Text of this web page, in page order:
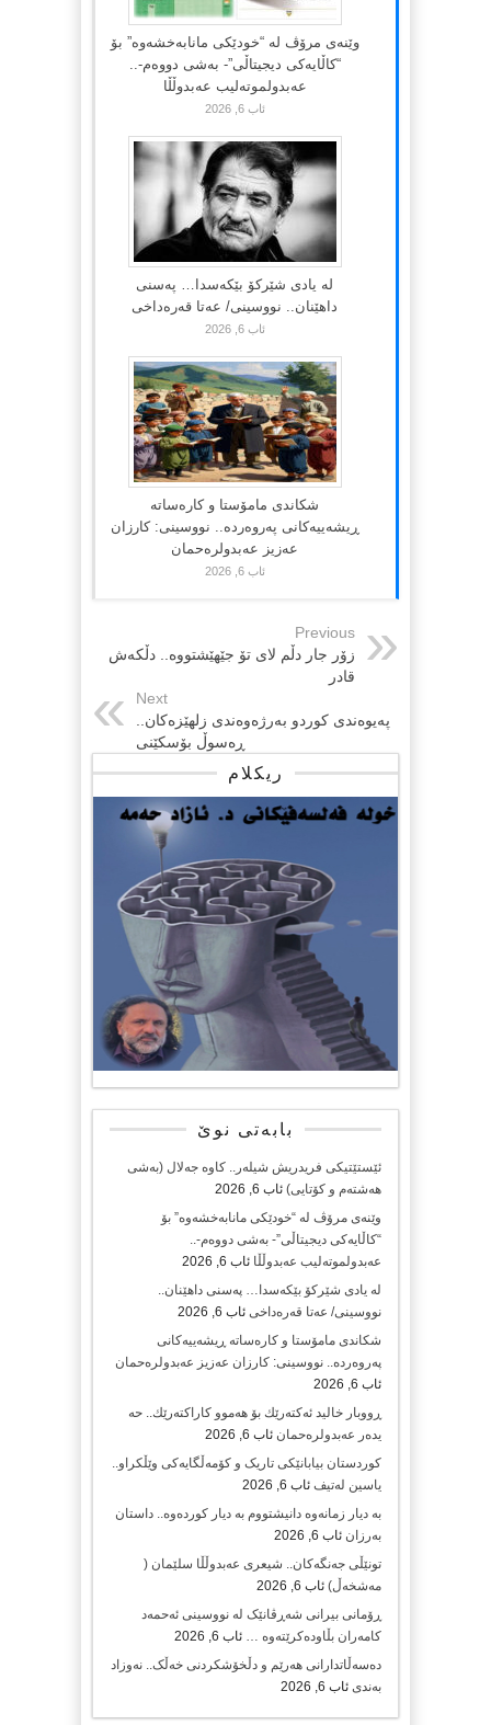
وێنەی مرۆڤ لە “خودێکی مانابەخشەوە” بۆ
“کاڵایەکی دیجیتاڵی”- بەشی دووەم-..
عەبدولموتەلیب عەبدوڵڵا
ئاب 6, 2026
لە یادی شێرکۆ بێکەسدا… پەسنی
داهێنان.. نووسینی/ عەتا قەرەداخی
ئاب 6, 2026
شکاندی مامۆستا و کارەساتە
ڕیشەییەکانی پەروەردە.. نووسینی: کارزان
عەزیز عەبدولرەحمان
ئاب 6, 2026
Previous
زۆر جار دڵم لای تۆ جێهێشتووە.. دڵکەش
قادر
Next
په‌یوه‌ندی كوردو به‌رژه‌وه‌ندی زلهێزه‌كان..
ڕه‌سوڵ بۆسكێنی
ریکلام
بابەتی نوێ
ئێستێتیکی فریدریش شیلەر.. کاوە جەلال (بەشی
هەشتەم و کۆتایی) ئاب 6, 2026
وێنەی مرۆڤ لە “خودێکی مانابەخشەوە” بۆ
“کاڵایەکی دیجیتاڵی”- بەشی دووەم-..
عەبدولموتەلیب عەبدوڵڵا ئاب 6, 2026
لە یادی شێرکۆ بێکەسدا… پەسنی داهێنان..
نووسینی/ عەتا قەرەداخی ئاب 6, 2026
شکاندی مامۆستا و کارەساتە ڕیشەییەکانی
پەروەردە.. نووسینی: کارزان عەزیز عەبدولرەحمان
ئاب 6, 2026
ڕووبار خالید ئەكتەرێك بۆ هەموو كاراكتەرێك.. حه
یدەر عەبدولرەحمان ئاب 6, 2026
کوردستان بیابانێکی تاریک و کۆمەڵگایەکی وێڵکراو..
یاسین لەتیف ئاب 6, 2026
بە دیار زمانەوە دانیشتووم بە دیار کوردەوە.. داستان
بەرزان ئاب 6, 2026
تونێڵی جەنگەکان.. شیعری عەبدوڵڵا سلێمان (
مەشخەڵ) ئاب 6, 2026
ڕۆمانی بیرانی شەڕڤانێک لە نووسینی ئەحمەد
کامەران بڵاودەکرێتەوە … ئاب 6, 2026
دەسەڵاتدارانی هەرێم و دڵخۆشکردنی خەڵک.. نەوزاد
بەندی ئاب 6, 2026